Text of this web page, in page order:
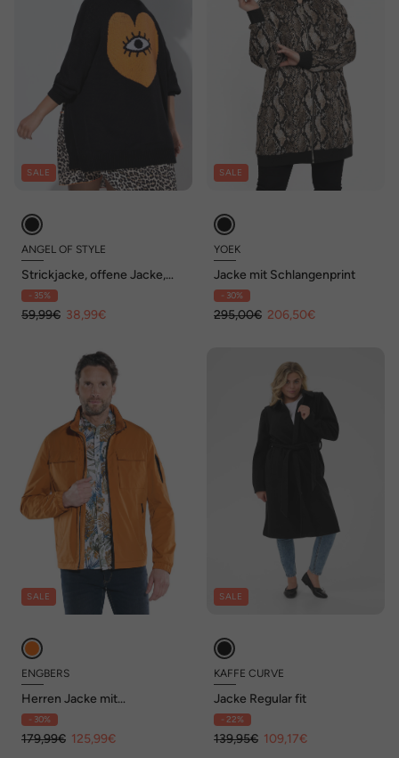
SALE
ANGEL OF STYLE
Strickjacke, offene Jacke,
Augen-Herz auf dem Rücken
- 35%
59,99€ 38,99€
SALE
YOEK
Jacke mit Schlangenprint
- 30%
295,00€ 206,50€
SALE
ENGBERS
Herren Jacke mit
eingelassener Kapuze ,
Dunkelorange
- 30%
179,99€ 125,99€
SALE
KAFFE CURVE
Jacke Regular fit
- 22%
139,95€ 109,17€